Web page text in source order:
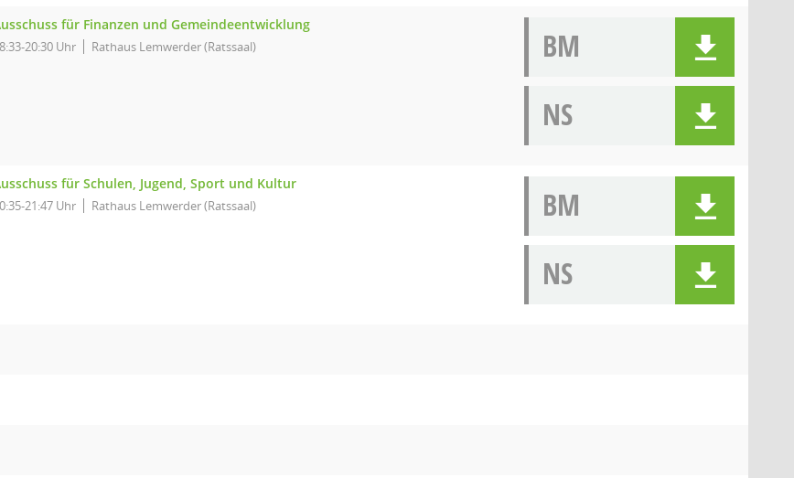
für Finanzen und Gemeindeentwicklung
20:30 Uhr Rathaus Lemwerder (Ratssaal)
BM
NS
für Schulen, Jugend, Sport und Kultur
21:47 Uhr Rathaus Lemwerder (Ratssaal)
BM
NS